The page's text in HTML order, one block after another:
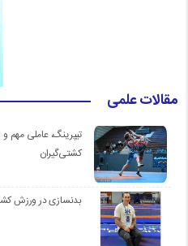
مقالات علمی
تیپرینگ، عاملی مهم و
کشتی‌گیران
بدنسازی در ورزش